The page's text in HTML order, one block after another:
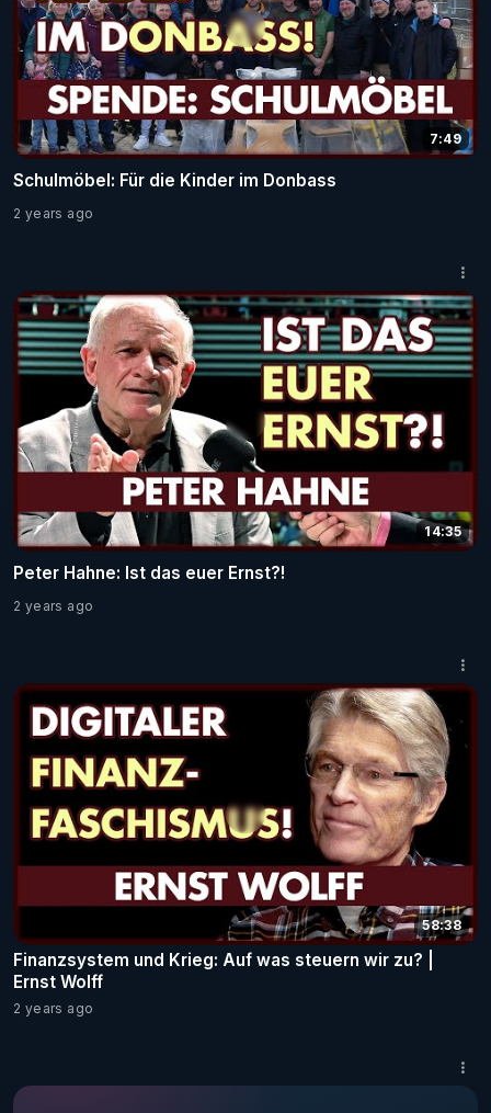
7:49
Schulmöbel: Für die Kinder im Donbass
2 years ago
14:35
Peter Hahne: Ist das euer Ernst?!
2 years ago
58:38
Finanzsystem und Krieg: Auf was steuern wir zu? |
Ernst Wolff
2 years ago